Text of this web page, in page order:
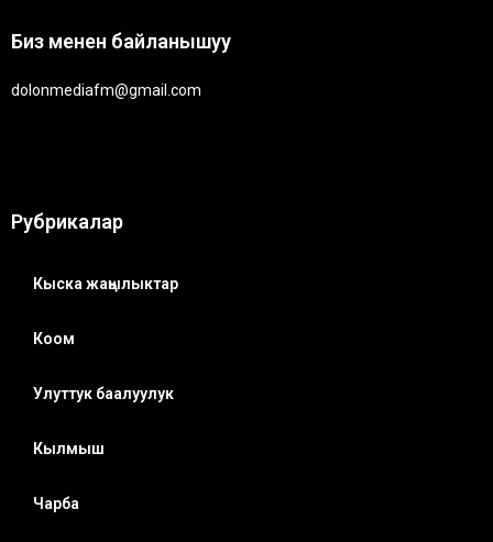
Биз менен байланышуу
dolonmediafm@gmail.com
Рубрикалар
Кыска жаңылыктар
Коом
Улуттук баалуулук
Кылмыш
Чарба